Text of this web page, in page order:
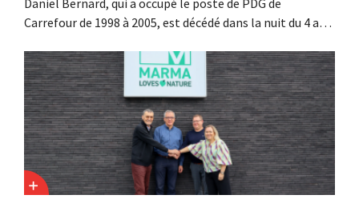
Carrefour de 1998 à 2005, est décédé dans la nuit du 4 au 5
l'enseigne, mené à bien la fusion avec Promodès et
racheté GB, alors leader du marché belge.